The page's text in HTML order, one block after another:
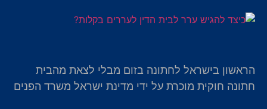
הראשון בישראל לחתונה בזום מבלי לצאת מהבית
חתונה חוקית מוכרת על ידי מדינת ישראל משרד הפנים